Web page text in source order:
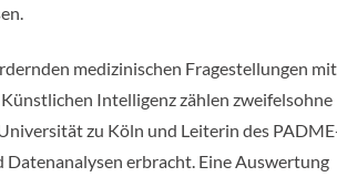
medizinischen Fragestellungen mit
Intelligenz zählen zweifelsohne
zu Köln und Leiterin des
erbracht. Eine Auswertung